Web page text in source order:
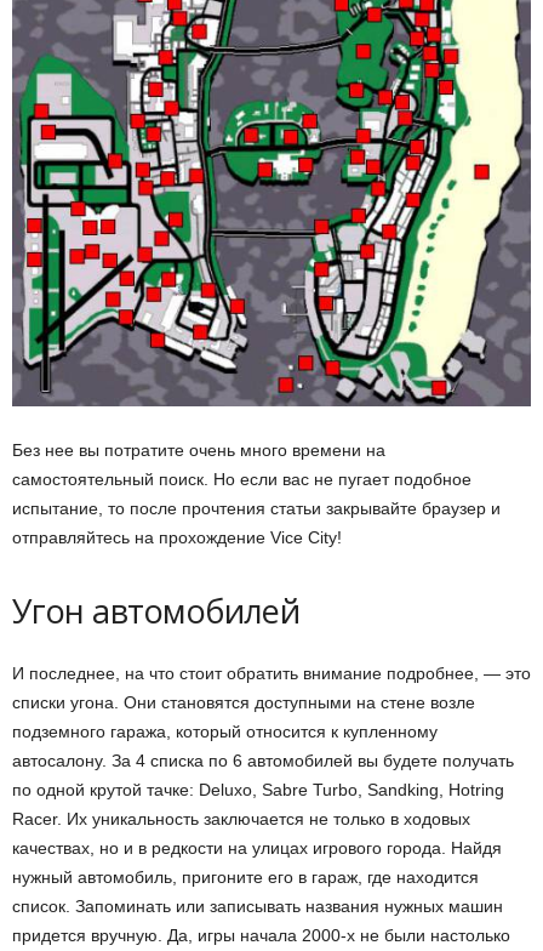
Без нее вы потратите очень много времени на
самостоятельный поиск. Но если вас не пугает подобное
испытание, то после прочтения статьи закрывайте браузер и
отправляйтесь на прохождение Vice City!
Угон автомобилей
И последнее, на что стоит обратить внимание подробнее, — это
списки угона. Они становятся доступными на стене возле
подземного гаража, который относится к купленному
автосалону. За 4 списка по 6 автомобилей вы будете получать
по одной крутой тачке: Deluxo, Sabre Turbo, Sandking, Hotring
Racer. Их уникальность заключается не только в ходовых
качествах, но и в редкости на улицах игрового города. Найдя
нужный автомобиль, пригоните его в гараж, где находится
список. Запоминать или записывать названия нужных машин
придется вручную. Да, игры начала 2000-х не были настолько